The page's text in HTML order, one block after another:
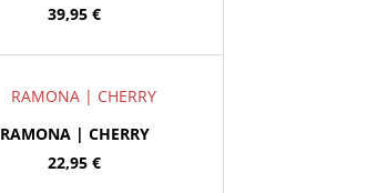
39,95€
RAMONA | CHERRY
22,95€